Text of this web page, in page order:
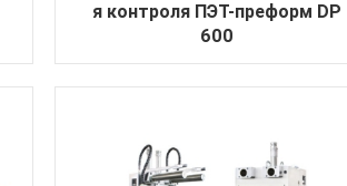
я контроля ПЭТ-преформ DP
600